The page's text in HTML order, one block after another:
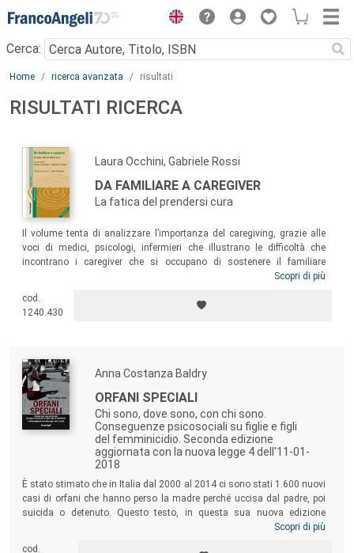
Menu
Cerca:
Main content
Home ricerca avanzata risultati
RISULTATI RICERCA
Laura Occhini, Gabriele Rossi
DA FAMILIARE A CAREGIVER
La fatica del prendersi cura
Il volume tenta di analizzare l’importanza del caregiving, grazie alle
voci di medici, psicologi, infermieri che illustrano le difficoltà che
incontrano i caregiver che si occupano di sostenere il familiare
ammalato e i differenti effetti che le diverse malattie hanno sul
psicologi, educatori che, quotidianamente, lavorano con pazienti che
necessitano del sostegno costante di un familiare, la cui “fatica”
Scopri di più
cod.
1240.430
Anna Costanza Baldry
ORFANI SPECIALI
Chi sono, dove sono, con chi sono.
Conseguenze psicosociali su figlie e figli
del femminicidio. Seconda edizione
aggiornata con la nuova legge 4 dell'11-01-
2018
È stato stimato che in Italia dal 2000 al 2014 ci sono stati 1.600 nuovi
casi di orfani che hanno perso la madre perché uccisa dal padre, poi
suicida o detenuto. Questo testo, in questa sua nuova edizione
aggiornata in base ai cambiamenti apportati dalla legge del
Scopri di più
cod.